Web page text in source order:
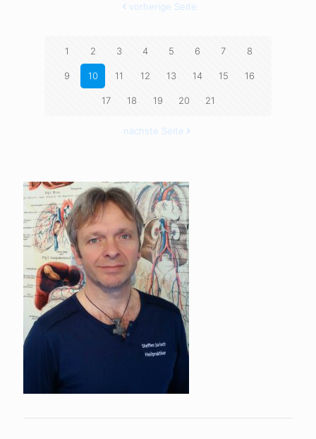
vorherige Seite
1 2 3 4 5 6 7 8
9 10 11 12 13 14 15 16
17 18 19 20 21
nächste Seite